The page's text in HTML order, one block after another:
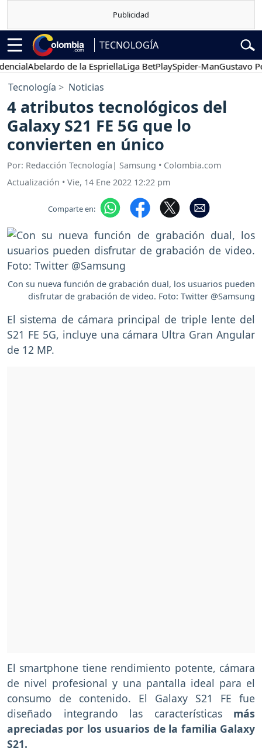
TECNOLOGÍA
Abelardo de la EspriellaLiga BetPlaySpider-ManGustavo Petro
Tecnología Noticias
4 atributos tecnológicos del
Galaxy S21 FE 5G que lo
convierten en único
Por: Redacción Tecnología| Samsung • Colombia.com
Actualización • Vie, 14 Ene 2022 12:22 pm
Comparte en:
Con su nueva función de grabación dual, los usuarios pueden
disfrutar de grabación de video. Foto: Twitter @Samsung
El sistema de cámara principal de triple lente del
S21 FE 5G, incluye una cámara Ultra Gran Angular
de 12 MP.
El smartphone tiene rendimiento potente, cámara
de nivel profesional y una pantalla ideal para el
consumo de contenido. El Galaxy S21 FE fue
diseñado integrando las características más
apreciadas por los usuarios de la familia Galaxy
S21.